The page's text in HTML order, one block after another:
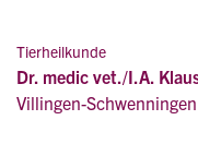
Tierheilkunde
Dr. medic vet./I.A.
Villingen-Schwenningen